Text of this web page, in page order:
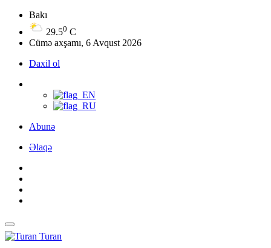
Bakı
29.50 C
Cümə axşamı, 6 Avqust 2026
Daxil ol
Abunə
Əlaqə
Turan